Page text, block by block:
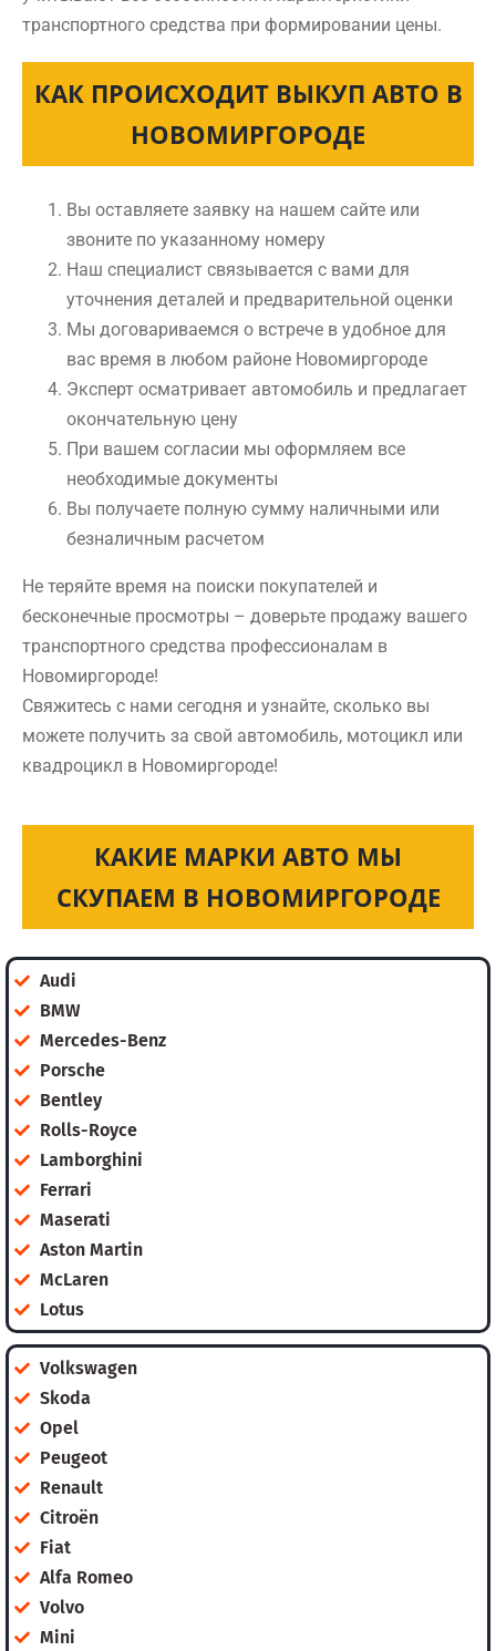
транспортного средства при формировании цены.
КАК ПРОИСХОДИТ ВЫКУП АВТО В
НОВОМИРГОРОДЕ
Вы оставляете заявку на нашем сайте или
звоните по указанному номеру
Наш специалист связывается с вами для
уточнения деталей и предварительной оценки
Мы договариваемся о встрече в удобное для
вас время в любом районе Новомиргороде
Эксперт осматривает автомобиль и предлагает
окончательную цену
При вашем согласии мы оформляем все
необходимые документы
Вы получаете полную сумму наличными или
безналичным расчетом
Не теряйте время на поиски покупателей и
бесконечные просмотры – доверьте продажу вашего
транспортного средства профессионалам в
Новомиргороде!
Свяжитесь с нами сегодня и узнайте, сколько вы
можете получить за свой автомобиль, мотоцикл или
квадроцикл в Новомиргороде!
КАКИЕ МАРКИ АВТО МЫ
СКУПАЕМ В НОВОМИРГОРОДЕ
Audi
BMW
Mercedes-Benz
Porsche
Bentley
Rolls-Royce
Lamborghini
Ferrari
Maserati
Aston Martin
McLaren
Lotus
Volkswagen
Skoda
Opel
Peugeot
Renault
Citroën
Fiat
Alfa Romeo
Volvo
Mini